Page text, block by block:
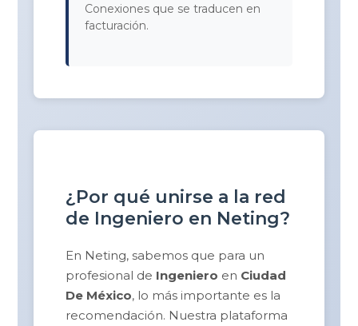
Conexiones que se traducen en
facturación.
¿Por qué unirse a la red
de Ingeniero en Neting?
En Neting, sabemos que para un
profesional de Ingeniero en Ciudad
De México, lo más importante es la
recomendación. Nuestra plataforma